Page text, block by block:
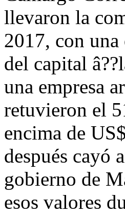
llevaron la
2017, con
del capital
una empresa
retuvieron el
encima de
después cayó
gobierno de
esos valores